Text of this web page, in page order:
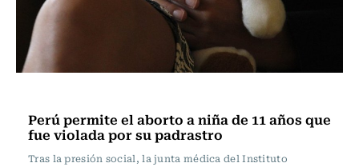
Perú permite el aborto a niña de 11 años que
fue violada por su padrastro
Tras la presión social, la junta médica del Instituto